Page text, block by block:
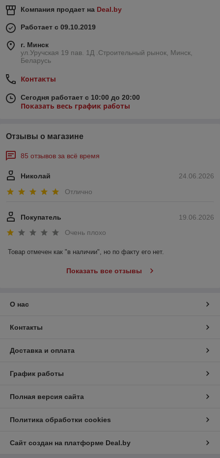
Компания продает на Deal.by
Работает с 09.10.2019
г. Минск
ул.Уручская 19 пав. 1Д .Строительный рынок, Минск,
Беларусь
Контакты
Сегодня работает с 10:00 до 20:00
Показать весь график работы
Отзывы о магазине
85 отзывов за всё время
24.06.2026
Николай
Отлично
19.06.2026
Покупатель
Очень плохо
Товар отмечен как "в наличии", но по факту его нет.
Показать все отзывы
О нас
Контакты
Доставка и оплата
График работы
Полная версия сайта
Политика обработки cookies
Сайт создан на платформе Deal.by